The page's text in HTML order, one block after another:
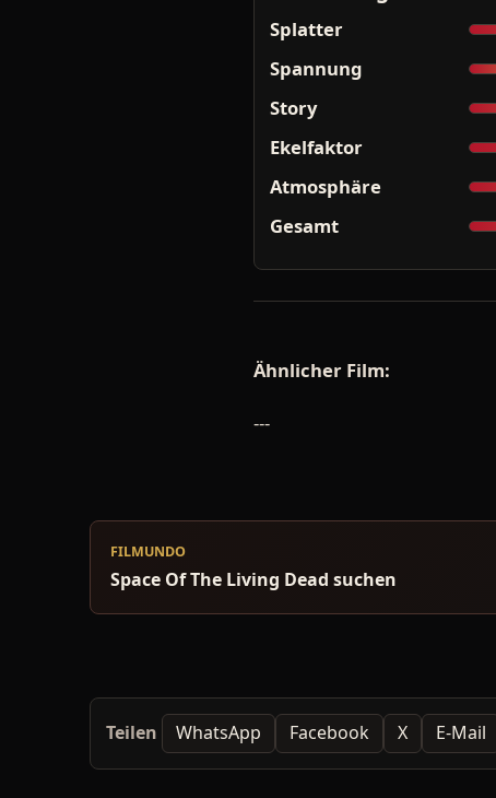
Splatter
Spannung
Story
Ekelfaktor
Atmosphäre
Gesamt
Ähnlicher Film:
---
FILMUNDO
Space Of The Living Dead suchen
Teilen WhatsApp Facebook X E-Mail